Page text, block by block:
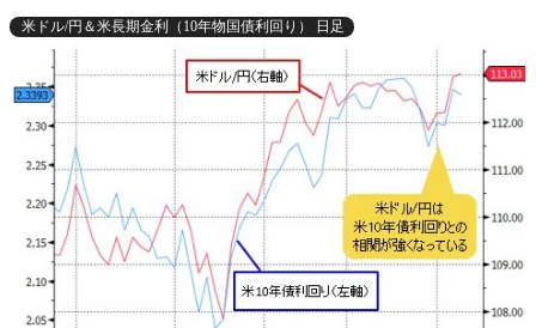
米ドル/円＆米長期金利（10年物国債利回り） 日足